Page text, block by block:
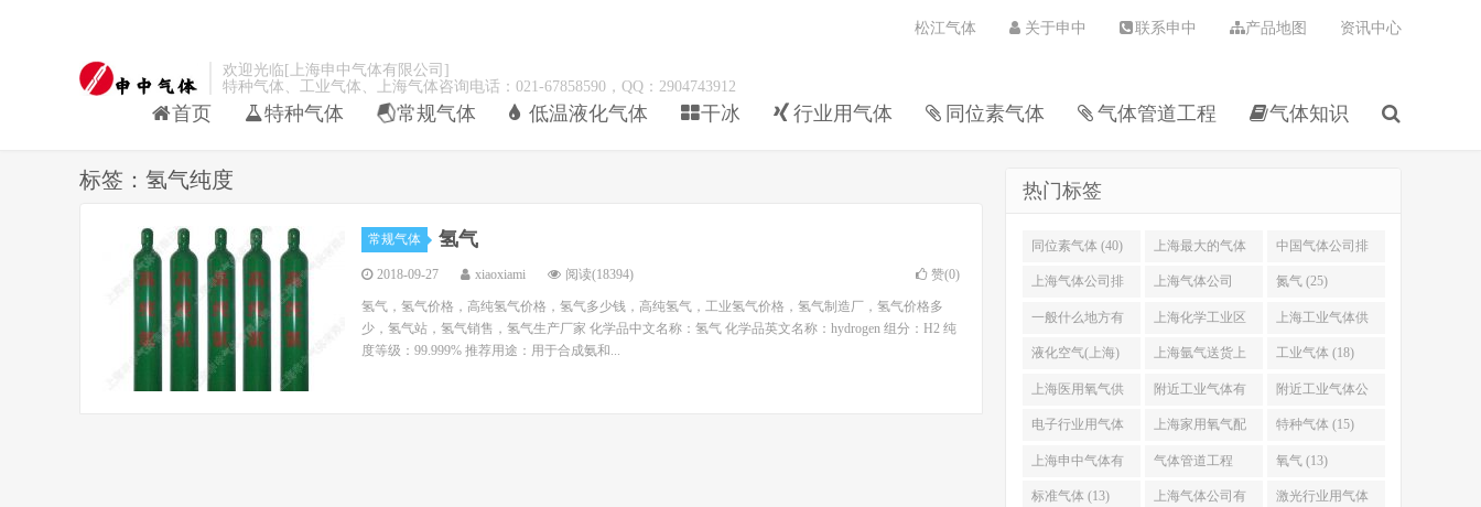
欢迎光临[上海申中气体有限公司]
特种气体、工业气体、上海气体咨询电话：021-67858590，QQ：2904743912
首页 特种气体 常规气体 低温液化气体 干冰 行业用气体 同位素气体 气体管道工程 气体知识
松江气体 关于申中 联系申中 产品地图 资讯中心
标签：氢气纯度
常规气体 氢气
2018-09-27 xiaoxiami 阅读(18394) 赞(0)
氢气，氢气价格，高纯氢气价格，氢气多少钱，高纯氢气，工业氢气价格，氢气制造厂，氢气价格多
少，氢气站，氢气销售，氢气生产厂家 化学品中文名称：氢气 化学品英文名称：hydrogen 组分：H2 纯
度等级：99.999% 推荐用途：用于合成氨和...
热门标签
同位素气体 (40) 上海最大的气体
公司 (36)
中国气体公司排
名 (31)
上海气体公司排
名 (31)
上海气体公司
(30)
氮气 (25)
一般什么地方有
卖氦气 (24)
上海化学工业区
工业气体有限公
司 (22)
上海工业气体供
应站 (21)
液化空气(上海)
气体有限公司
(20)
上海氩气送货上
门 (19)
工业气体 (18)
上海医用氧气供
应站 (18)
附近工业气体有
限公司 (18)
附近工业气体公
司电话 (17)
电子行业用气体
(16)
上海家用氧气配
送 (16)
特种气体 (15)
上海申中气体有
限公司 (15)
气体管道工程
(15)
氧气 (13)
标准气体 (13) 上海气体公司有 激光行业用气体